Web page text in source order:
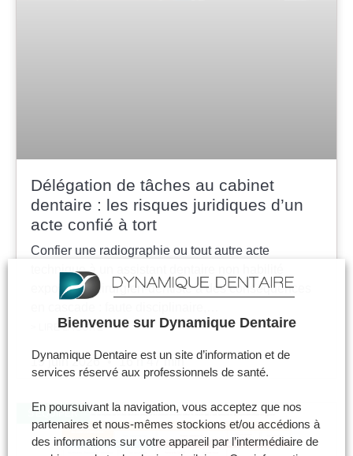
Délégation de tâches au cabinet
dentaire : les risques juridiques d’un
acte confié à tort
Confier une radiographie ou tout autre acte
technique à un assistant dentaire non habilité
expose le chirurgien-dentiste à des conséquences
> LIRE LA SUITE
19 juin 2026 16 h 47 min
S'ÉQUIPER
Bienvenue sur Dynamique Dentaire
Dynamique Dentaire est un site d’information et de
services réservé aux professionnels de santé.
En poursuivant la navigation, vous acceptez que nos
partenaires et nous-mêmes stockions et/ou accédions à
des informations sur votre appareil par l’intermédiaire de